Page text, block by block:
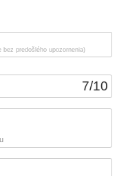
7/10
predošlého upozornenia)